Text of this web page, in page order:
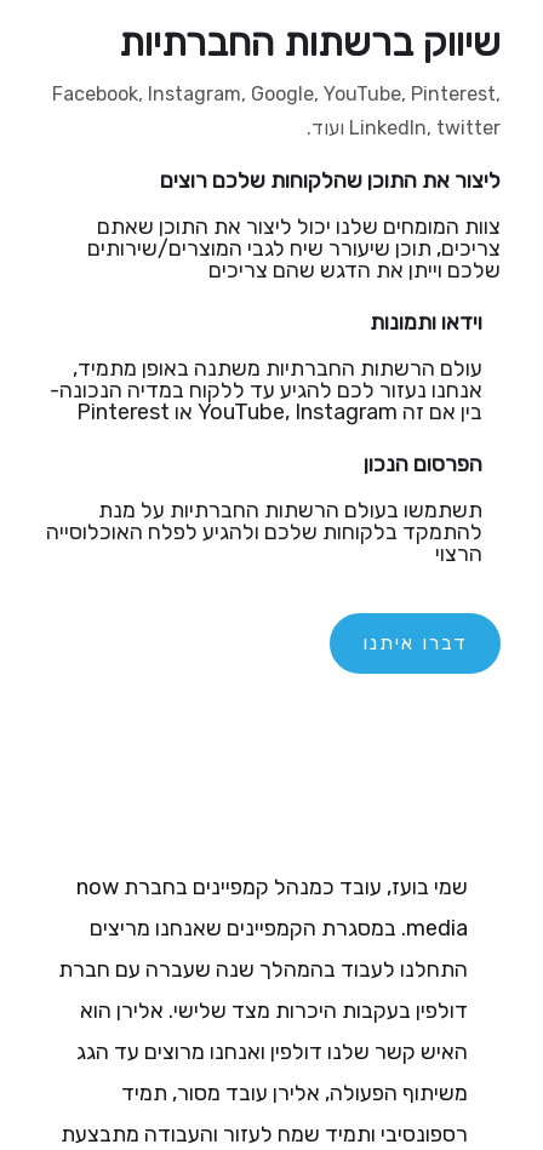
שיווק ברשתות החברתיות
Facebook, Instagram, Google, YouTube, Pinterest,
LinkedIn, twitter ועוד.
ליצור את התוכן שהלקוחות שלכם רוצים
צוות המומחים שלנו יכול ליצור את התוכן שאתם
צריכים, תוכן שיעורר שיח לגבי המוצרים/שירותים
שלכם וייתן את הדגש שהם צריכים
וידאו ותמונות
עולם הרשתות החברתיות משתנה באופן מתמיד,
אנחנו נעזור לכם להגיע עד ללקוח במדיה הנכונה-
בין אם זה YouTube, Instagram או Pinterest
הפרסום הנכון
תשתמשו בעולם הרשתות החברתיות על מנת
להתמקד בלקוחות שלכם ולהגיע לפלח האוכלוסייה
הרצוי
דברו איתנו
שמי בועז, עובד כמנהל קמפיינים בחברת now
media. במסגרת הקמפיינים שאנחנו מריצים
התחלנו לעבוד בהמהלך שנה שעברה עם חברת
דולפין בעקבות היכרות מצד שלישי. אלירן הוא
האיש קשר שלנו דולפין ואנחנו מרוצים עד הגג
משיתוף הפעולה, אלירן עובד מסור, תמיד
רספונסיבי ותמיד שמח לעזור והעבודה מתבצעת